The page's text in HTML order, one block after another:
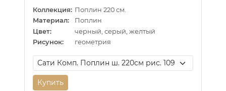
Коллекция: Поплин 220 см.
Материал:
Поплин
Цвет:
черный, серый, желтый
Рисунок:
геометрия
Купить